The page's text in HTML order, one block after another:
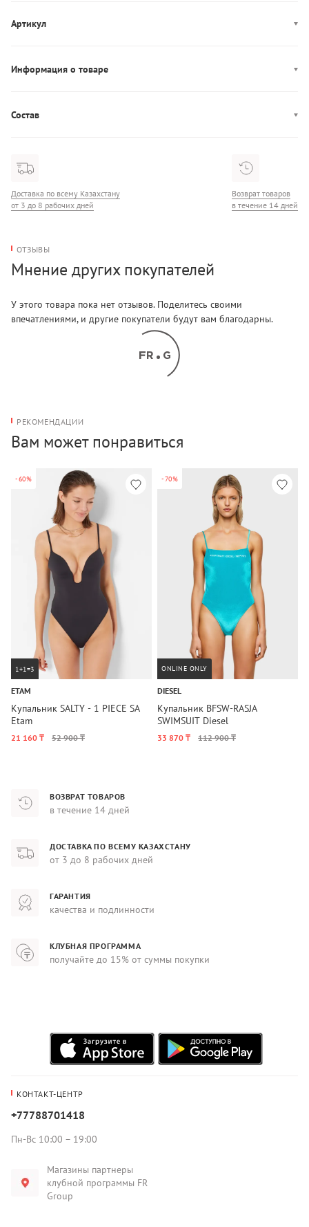
Артикул
Информация о товаре
Состав
Доставка по всему Казахстану
от 3 до 8 рабочих дней
Возврат товаров
в течение 14 дней
ОТЗЫВЫ
Мнение других покупателей
У этого товара пока нет отзывов. Поделитесь своими
впечатлениями, и другие покупатели будут вам благодарны.
РЕКОМЕНДАЦИИ
Вам может понравиться
-60%
1+1=3
ETAM
Купальник SALTY - 1 PIECE SA
Etam
21 160 ₸ 52 900 ₸
-70%
ONLINE ONLY
DIESEL
Купальник BFSW-RASJA
SWIMSUIT Diesel
33 870 ₸ 112 900 ₸
ВОЗВРАТ ТОВАРОВ
в течение 14 дней
ДОСТАВКА ПО ВСЕМУ КАЗАХСТАНУ
от 3 до 8 рабочих дней
ГАРАНТИЯ
качества и подлинности
КЛУБНАЯ ПРОГРАММА
получайте до 15% от суммы покупки
КОНТАКТ-ЦЕНТР
+77788701418
Пн-Вс 10:00 – 19:00
Магазины партнеры
клубной программы FR
Group